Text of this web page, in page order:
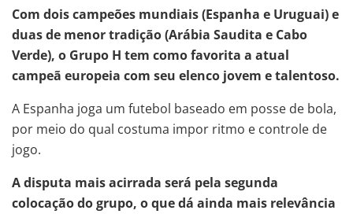
Com dois campeões mundiais (Espanha e Uruguai) e
duas de menor tradição (Arábia Saudita e Cabo
Verde), o Grupo H tem como favorita a atual
campeã europeia com seu elenco jovem e talentoso.
A Espanha joga um futebol baseado em posse de bola,
por meio do qual costuma impor ritmo e controle de
jogo.
A disputa mais acirrada será pela segunda
colocação do grupo, o que dá ainda mais relevância